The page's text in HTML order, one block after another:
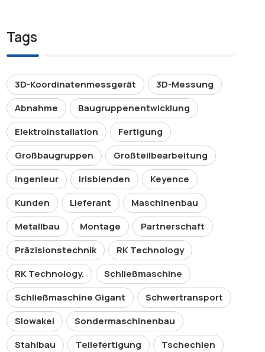
Tags
3D-Koordinatenmessgerät
3D-Messung
Abnahme
Baugruppenentwicklung
Elektroinstallation
Fertigung
Großbaugruppen
Großteilbearbeitung
Ingenieur
Irisblenden
Keyence
Kunden
Lieferant
Maschinenbau
Metallbau
Montage
Partnerschaft
Präzisionstechnik
RK Technology
RK Technology.
Schließmaschine
Schließmaschine Gigant
Schwertransport
Slowakei
Sondermaschinenbau
Stahlbau
Teilefertigung
Tschechien